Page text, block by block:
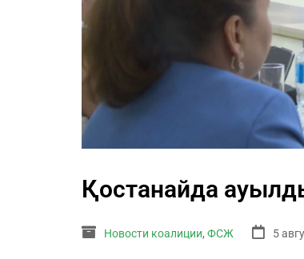
Қостанайда
Новости коалиции, ФСЖ 5